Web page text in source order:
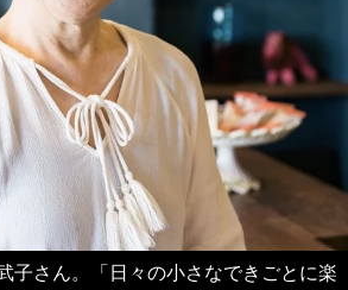
子さん。「日々の小さなできごとに楽